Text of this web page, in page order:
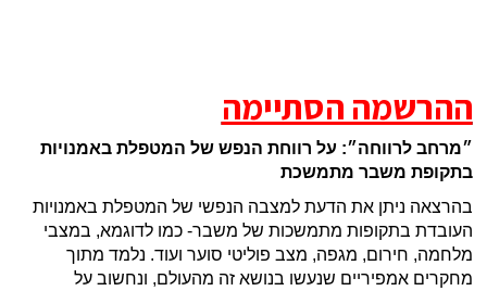
ההרשמה הסתיימה
״מרחב לרווחה״: על רווחת הנפש של המטפלת באמנויות
בתקופת משבר מתמשכת
בהרצאה ניתן את הדעת למצבה הנפשי של המטפלת באמנויות
העובדת בתקופות מתמשכות של משבר- כמו לדוגמא, במצבי
מלחמה, חירום, מגפה, מצב פוליטי סוער ועוד. נלמד מתוך
מחקרים אמפיריים שנעשו בנושא זה מהעולם, ונחשוב על